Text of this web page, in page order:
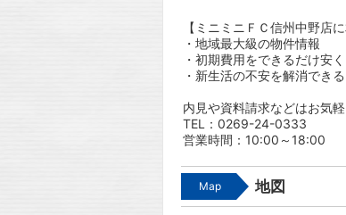
【ミニミニＦＣ信州中野店
・地域最大級の物件情報
・初期費用をできるだけ安く
・新生活の不安を解消でき
内見や資料請求などはお気
TEL：0269-24-0333
営業時間：10:00～18:00
Map 地図